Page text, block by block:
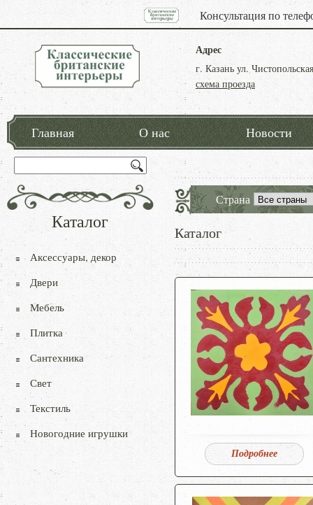
Консультация по
Адрес
г. Казань ул.
схема проезда
Главная О нас Новости
Страна
Каталог
Подробнее
Каталог
Аксессуары, декор
Двери
Мебель
Плитка
Сантехника
Свет
Текстиль
Новогодние игрушки